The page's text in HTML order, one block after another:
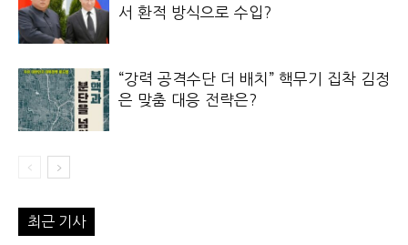
서 환적 방식으로 수입?
“강력 공격수단 더 배치” 핵무기 집착 김정
은 맞춤 대응 전략은?
최근 기사